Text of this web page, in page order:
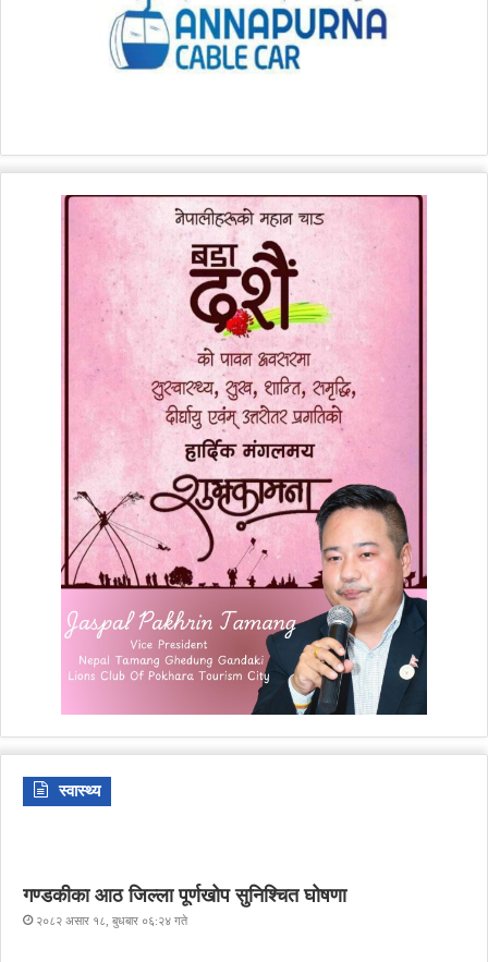
स्वास्थ्य
गण्डकीका आठ जिल्ला पूर्णखोप सुनिश्चित घोषणा
२०८२ असार १८, बुधबार ०६:२४ गते